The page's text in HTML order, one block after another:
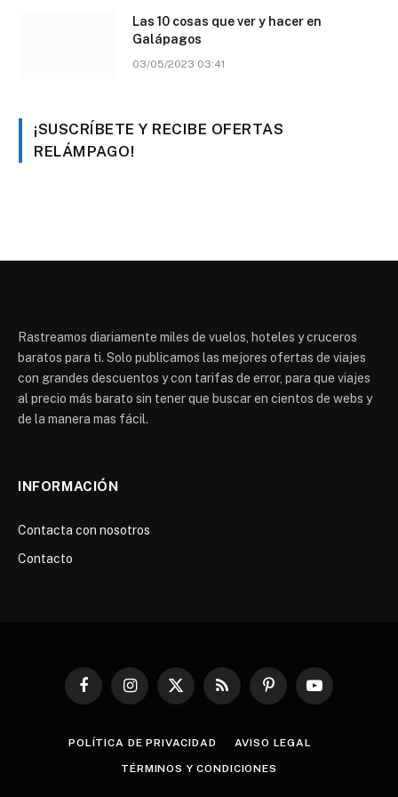
Las 10 cosas que ver y hacer en
Galápagos
03/05/2023 03:41
¡SUSCRÍBETE Y RECIBE OFERTAS
RELÁMPAGO!
Rastreamos diariamente miles de vuelos, hoteles y cruceros
baratos para ti. Solo publicamos las mejores ofertas de viajes
con grandes descuentos y con tarifas de error, para que viajes
al precio más barato sin tener que buscar en cientos de webs y
de la manera mas fácil.
INFORMACIÓN
Contacta con nosotros
Contacto
FacebookInstagram
X
RSS PinterestYouTube
POLÍTICA DE PRIVACIDAD AVISO LEGAL
TÉRMINOS Y CONDICIONES